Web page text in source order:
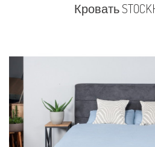
Кровать